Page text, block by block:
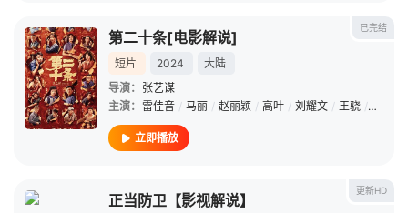
已完结
第二十条[电影解说]
短片 2024
大陆
导演： 张艺谋
主演： 雷佳音 / 马丽 / 赵丽颖 / 高叶 / 刘耀文 / 王骁 / 陈明昊
立即播放
更新HD
正当防卫【影视解说】